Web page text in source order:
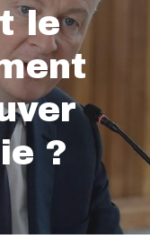
le
?